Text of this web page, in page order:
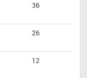
36
26
12